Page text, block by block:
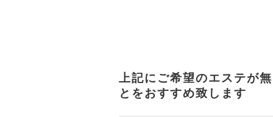
上記にご希望のエステが
とをおすすめ致します